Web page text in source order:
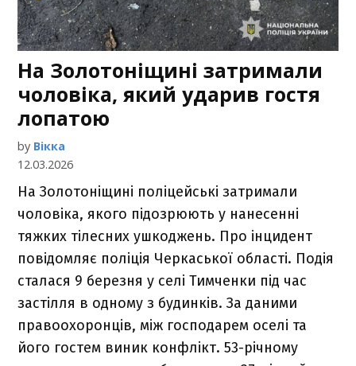
На Золотоніщині затримали
чоловіка, який ударив гостя
лопатою
by Вікка
12.03.2026
На Золотоніщині поліцейські затримали
чоловіка, якого підозрюють у нанесенні
тяжких тілесних ушкоджень. Про інцидент
повідомляє поліція Черкаської області. Подія
сталася 9 березня у селі Тимченки під час
застілля в одному з будинків. За даними
правоохоронців, між господарем оселі та
його гостем виник конфлікт. 53-річному